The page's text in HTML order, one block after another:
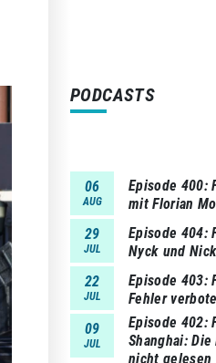
PODCASTS
06
AUG
Episode 400
mit Florian
29
JUL
Episode 404
Nyck und Nick
22
JUL
Episode 403
Fehler
09
JUL
Episode 402
Shanghai:
nicht gelesen